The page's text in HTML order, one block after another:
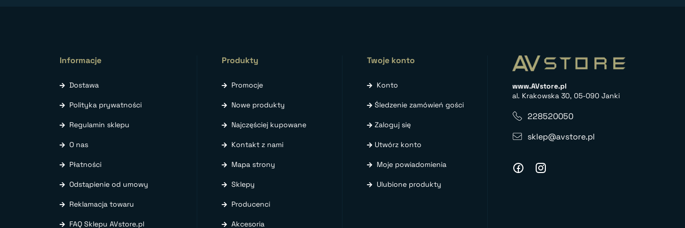
Informacje
Dostawa
Polityka prywatności
Regulamin sklepu
O nas
Płatności
Odstąpienie od umowy
Reklamacja towaru
FAQ Sklepu AVstore.pl
Produkty
Promocje
Nowe produkty
Najczęściej kupowane
Kontakt z nami
Mapa strony
Sklepy
Producenci
Akcesoria
Twoje konto
Konto
Śledzenie zamówień gości
Zaloguj się
Utwórz konto
Moje powiadomienia
Ulubione produkty
www.AVstore.pl
al. Krakowska 30, 05-090 Janki
228520050
sklep@avstore.pl